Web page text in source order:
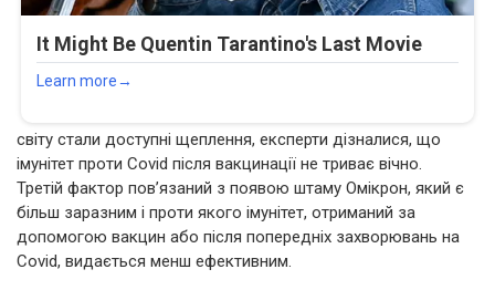
світу стали доступні щеплення, експерти дізналися, що
імунітет проти Covid після вакцинації не триває вічно.
Третій фактор пов’язаний з появою штаму Омікрон, який є
більш заразним і проти якого імунітет, отриманий за
допомогою вакцин або після попередніх захворювань на
Covid, видається менш ефективним.